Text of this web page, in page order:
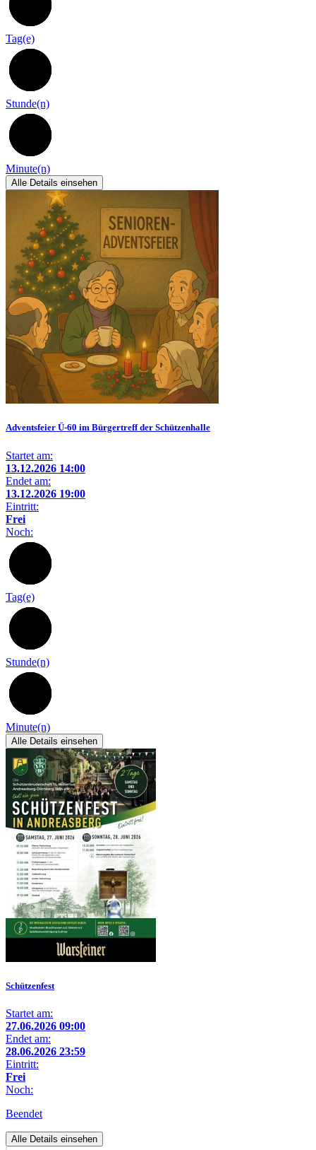
Tag(e)
Stunde(n)
Minute(n)
Alle Details einsehen
Adventsfeier Ü-60 im Bürgertreff der Schützenhalle
Startet am:
13.12.2026 14:00
Endet am:
13.12.2026 19:00
Eintritt:
Frei
Noch:
Tag(e)
Stunde(n)
Minute(n)
Alle Details einsehen
Schützenfest
Startet am:
27.06.2026 09:00
Endet am:
28.06.2026 23:59
Eintritt:
Frei
Noch:
Beendet
Alle Details einsehen